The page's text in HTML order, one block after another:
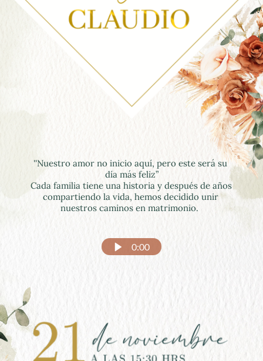
''Nuestro amor no inicio aquí, pero este será su
día más feliz”
Cada familia tiene una historia y después de años
compartiendo la vida, hemos decidido unir
nuestros caminos en matrimonio.
0:00